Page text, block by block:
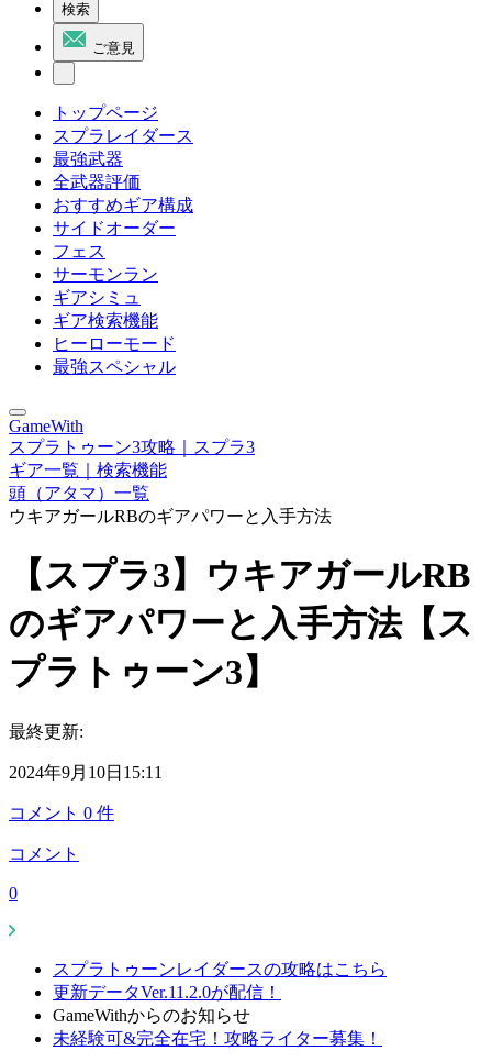
検索
ご意見
トップページ
スプラレイダース
最強武器
全武器評価
おすすめギア構成
サイドオーダー
フェス
サーモンラン
ギアシミュ
ギア検索機能
ヒーローモード
最強スペシャル
GameWith
スプラトゥーン3攻略｜スプラ3
ギア一覧｜検索機能
頭（アタマ）一覧
ウキアガールRBのギアパワーと入手方法
【スプラ3】ウキアガールRB
のギアパワーと入手方法【ス
プラトゥーン3】
最終更新:
2024年9月10日15:11
コメント 0 件
コメント
0
スプラトゥーンレイダースの攻略はこちら
更新データVer.11.2.0が配信！
GameWithからのお知らせ
未経験可&完全在宅！攻略ライター募集！